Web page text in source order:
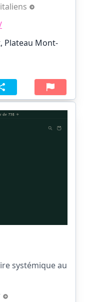
Plateau Mont-
systémique au